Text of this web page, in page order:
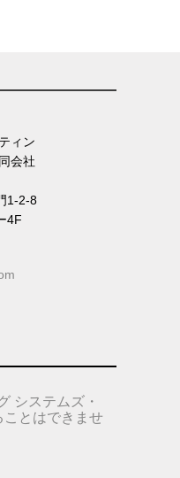
ィン
会社
1-2-8
4F
システムズ・
とはできませ